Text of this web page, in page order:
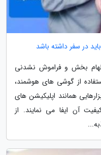
در سفر داشته باشد
الهام بخش و فراموش نشدنی
از گوشی های هوشمند،
همانند اپلیکیشن های
آن ایفا می نمایند. از